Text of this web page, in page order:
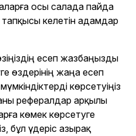
осы салада пайда
келетін адамдар
есеп жазбаңызды
өздерінің жаңа есеп
көрсетуіңіз
рефералдар арқылы
көмек көрсетуге
бұл үдеріс азырақ